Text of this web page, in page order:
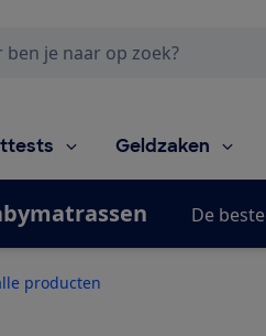
Geldzaken
De beste
producten